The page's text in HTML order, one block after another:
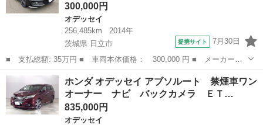
300,000円
オデッセイ
256,485km
2014年
茨城県 日立市
提携サイト 7月30日
■ 支払総額: 35万円 ■ 車両本体価格： 300,000 円 ■ メーカー
名： ホンダ ■ 車種名： オデッセイ ■ グレード名： アブソル
ート 純正ナビ バックカメラ 片側自動スライドドア ＥＴＣ ■
排気量： 24...
日立市 オデッセイ
ホンダ オデッセイ アブソルート 禁煙車ワン
オーナー ナビ バックカメラ ＥＴ…
835,000円
オデッセイ